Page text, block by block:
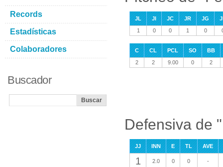
JL JI JC JR JG
1
0 0 1 0
C CL PCL SO
BB
2
2 9.00 0 2
Defensiva de
JJ INN E TL AVE
1 2.0 0 0 -
Records
Estadísticas
Colaboradores
Buscador